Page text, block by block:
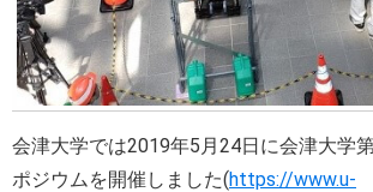
会津大学では2019年5月24日に会津大学
ポジウムを開催しました(https://www.u-